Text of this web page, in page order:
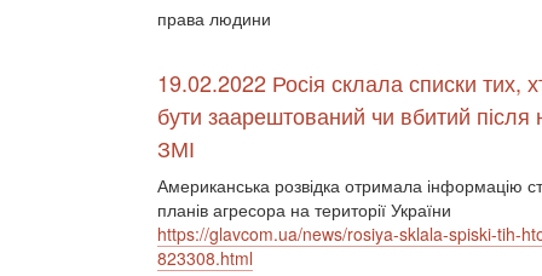
права людини
19.02.2022 Росія склала списки тих,
бути заарештований чи вбитий після
ЗМІ
Американська розвідка отримала інформацію
планів агресора на території України
https://glavcom.ua/news/rosiya-sklala-spiski-tih-
823308.html